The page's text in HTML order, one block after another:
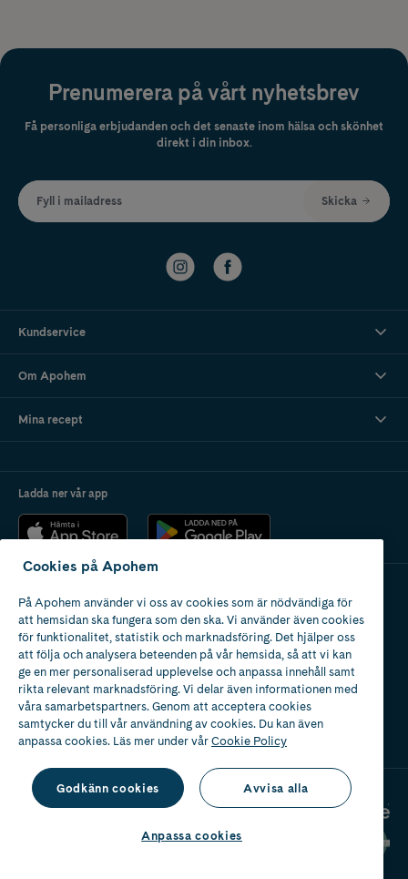
Prenumerera på vårt nyhetsbrev
Få personliga erbjudanden och det senaste inom hälsa och skönhet
direkt i din inbox.
Fyll i mailadress Skicka
Kundservice
Om Apohem
Mina recept
Ladda ner vår app
Apotek med tillstånd
av Läkemedelsverket
2024
Cookies på Apohem
På Apohem använder vi oss av cookies som är nödvändiga för
att hemsidan ska fungera som den ska. Vi använder även cookies
för funktionalitet, statistik och marknadsföring. Det hjälper oss
att följa och analysera beteenden på vår hemsida, så att vi kan
ge en mer personaliserad upplevelse och anpassa innehåll samt
rikta relevant marknadsföring. Vi delar även informationen med
våra samarbetspartners. Genom att acceptera cookies
samtycker du till vår användning av cookies. Du kan även
anpassa cookies. Läs mer under vårCookie Policy
Godkänn cookies Avvisa alla
Anpassa cookies